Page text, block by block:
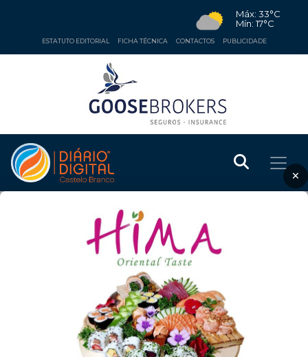
Máx: 33°C
Mín: 17°C
ESTATUTO EDITORIAL FICHA TÉCNICA CONTACTOS PUBLICIDADE
×